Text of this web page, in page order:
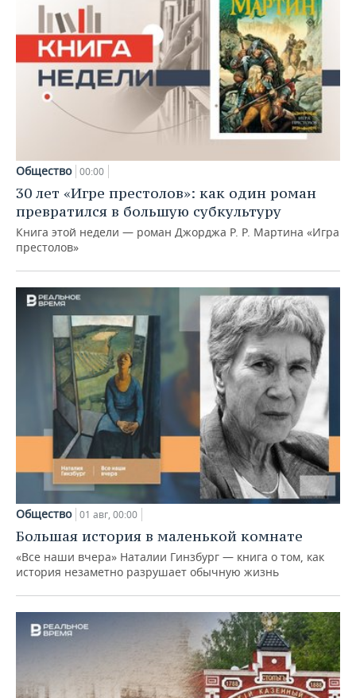
Общество 00:00
30 лет «Игре престолов»: как один роман
превратился в большую субкультуру
Книга этой недели — роман Джорджа Р. Р. Мартина «Игра
престолов»
Общество 01 авг, 00:00
Большая история в маленькой комнате
«Все наши вчера» Наталии Гинзбург — книга о том, как
история незаметно разрушает обычную жизнь